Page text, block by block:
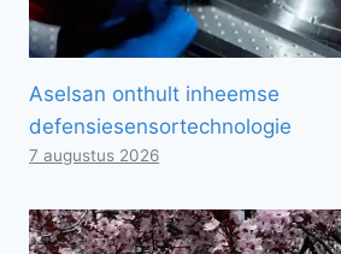
Aselsan onthult inheemse
defensiesensortechnologie
7 augustus 2026